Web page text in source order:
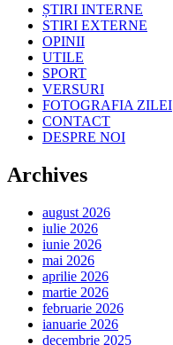
ȘTIRI INTERNE
STIRI EXTERNE
OPINII
UTILE
SPORT
VERSURI
FOTOGRAFIA ZILEI
CONTACT
DESPRE NOI
Archives
august 2026
iulie 2026
iunie 2026
mai 2026
aprilie 2026
martie 2026
februarie 2026
ianuarie 2026
decembrie 2025